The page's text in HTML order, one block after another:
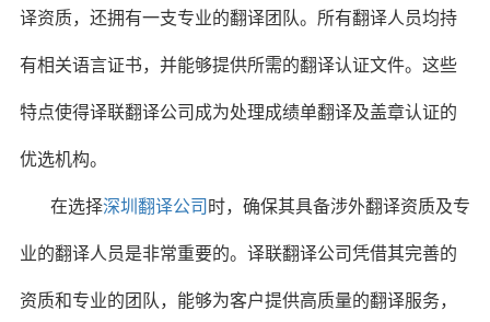
译资质，还拥有一支专业的翻译团队。所有翻译人员均持
有相关语言证书，并能够提供所需的翻译认证文件。这些
特点使得译联翻译公司成为处理成绩单翻译及盖章认证的
优选机构。
在选择深圳翻译公司 时，确保其具备涉外翻译资质及专
业的翻译人员是非常重要的。译联翻译公司凭借其完善的
资质和专业的团队，能够为客户提供高质量的翻译服务，